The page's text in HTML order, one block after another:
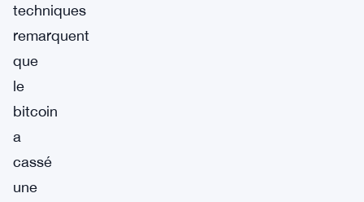
techniques
remarquent
que
le
bitcoin
a
cassé
une